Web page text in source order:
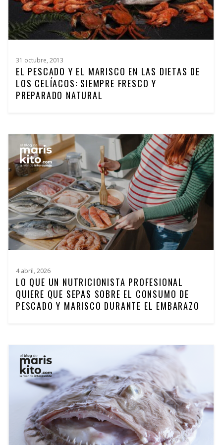
31 octubre, 2013
EL PESCADO Y EL MARISCO EN LAS DIETAS DE
LOS CELÍACOS: SIEMPRE FRESCO Y
PREPARADO NATURAL
4 abril, 2026
LO QUE UN NUTRICIONISTA PROFESIONAL
QUIERE QUE SEPAS SOBRE EL CONSUMO DE
PESCADO Y MARISCO DURANTE EL EMBARAZO